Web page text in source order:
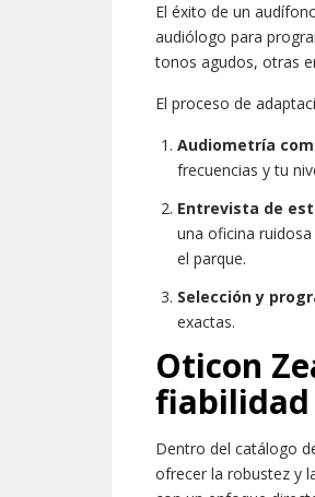
El éxito de un
audiólogo para
tonos agudos, otras
El proceso de
Audiometría
frecuencias y tu
Entrevista de
una oficina
el parque.
Selección y
exactas.
Oticon
fiabilidad
Dentro del catálogo
ofrecer la robustez y